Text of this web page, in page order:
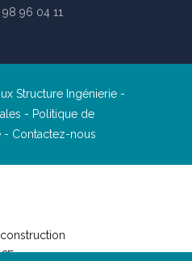
96 04 11
Structure Ingénierie -
- Politique de
- Contactez-nous